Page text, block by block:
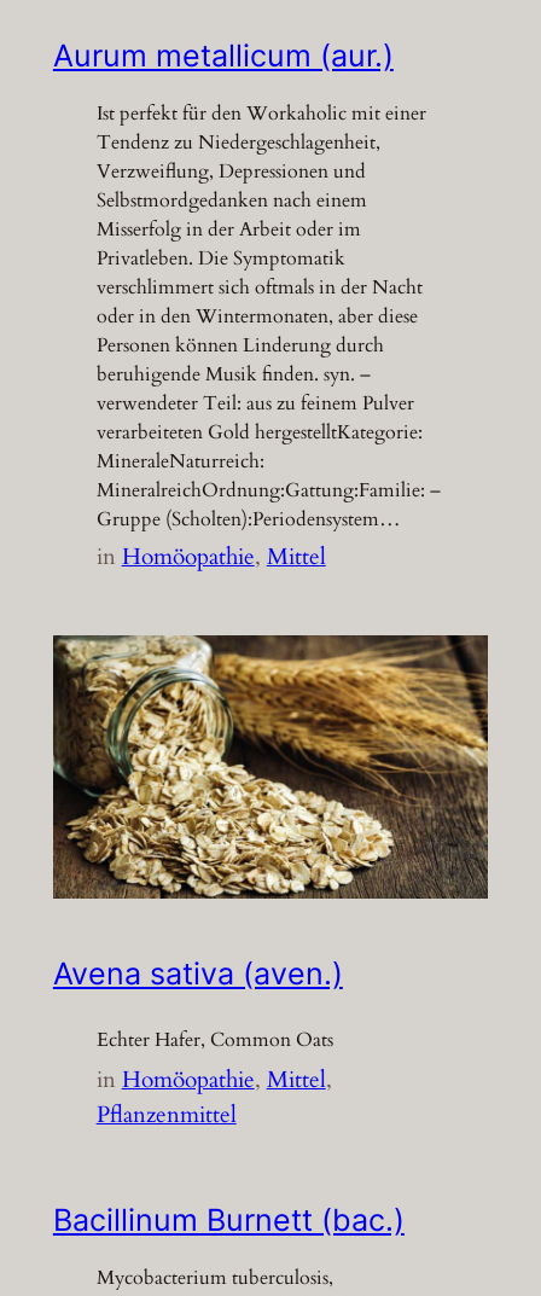
Aurum metallicum (aur.)
Ist perfekt für den Workaholic mit einer
Tendenz zu Niedergeschlagenheit,
Verzweiflung, Depressionen und
Selbstmordgedanken nach einem
Misserfolg in der Arbeit oder im
Privatleben. Die Symptomatik
verschlimmert sich oftmals in der Nacht
oder in den Wintermonaten, aber diese
Personen können Linderung durch
beruhigende Musik finden. syn. –
verwendeter Teil: aus zu feinem Pulver
verarbeiteten Gold hergestelltKategorie:
MineraleNaturreich:
MineralreichOrdnung:Gattung:Familie: –
Gruppe (Scholten):Periodensystem…
inHomöopathie, Mittel
Avena sativa (aven.)
Echter Hafer, Common Oats
inHomöopathie, Mittel
Pflanzenmittel
Bacillinum Burnett (bac.)
Mycobacterium tuberculosis,